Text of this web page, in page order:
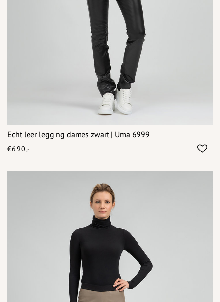
Echt leer legging dames zwart | Uma 6999
€690,-